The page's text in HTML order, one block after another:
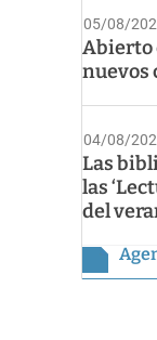
05/08/
Abierto
nuevos
04/08/
Las
las
del